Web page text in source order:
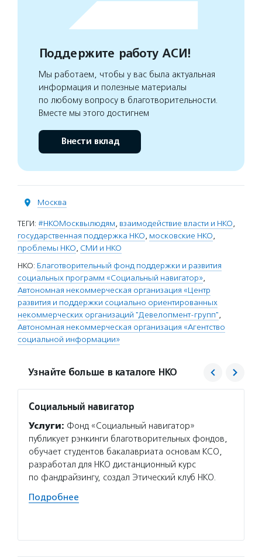
Поддержите работу АСИ!
Мы работаем, чтобы у вас была актуальная
информация и полезные материалы
по любому вопросу в благотворительности.
Вместе мы этого достигнем
Внести вклад
Москва
ТЕГИ: #НКОМосквылюдям, взаимодействие власти и НКО,
государственная поддержка НКО, московские НКО,
проблемы НКО, СМИ и НКО
НКО: Благотворительный фонд поддержки и развития
социальных программ «Социальный навигатор»,
Автономная некоммерческая организация «Центр
развития и поддержки социально ориентированных
некоммерческих организаций "Девелопмент-групп",
Автономная некоммерческая организация «Агентство
социальной информации»
Узнайте больше в каталоге НКО
Социальный навигатор
Услуги: Фонд «Социальный навигатор»
публикует рэнкинги благотворительных фондов,
обучает студентов бакалавриата основам КСО,
разработал для НКО дистанционный курс
по фандрайзингу, создал Этический клуб НКО.
Подробнее